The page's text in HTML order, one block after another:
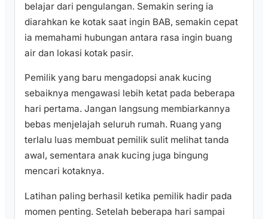
belajar dari pengulangan. Semakin sering ia
diarahkan ke kotak saat ingin BAB, semakin cepat
ia memahami hubungan antara rasa ingin buang
air dan lokasi kotak pasir.
Pemilik yang baru mengadopsi anak kucing
sebaiknya mengawasi lebih ketat pada beberapa
hari pertama. Jangan langsung membiarkannya
bebas menjelajah seluruh rumah. Ruang yang
terlalu luas membuat pemilik sulit melihat tanda
awal, sementara anak kucing juga bingung
mencari kotaknya.
Latihan paling berhasil ketika pemilik hadir pada
momen penting. Setelah beberapa hari sampai